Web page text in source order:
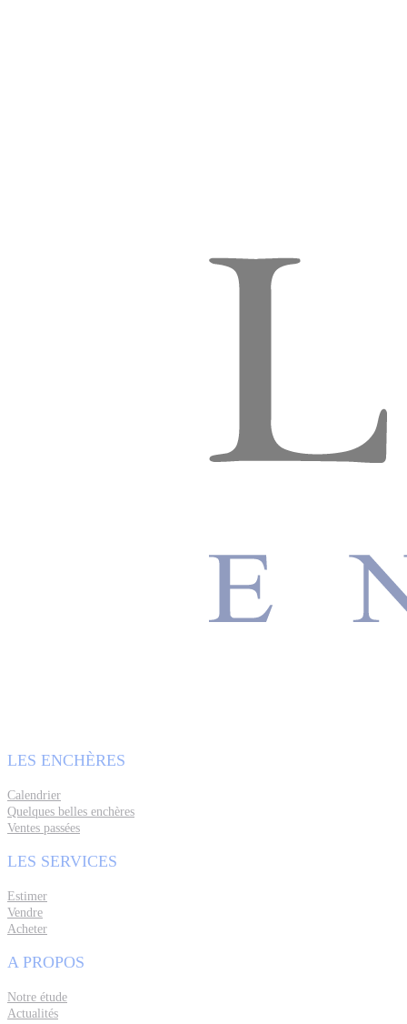
LES ENCHÈRES
Calendrier
Quelques belles enchères
Ventes passées
LES SERVICES
Estimer
Vendre
Acheter
A PROPOS
Notre étude
Actualités